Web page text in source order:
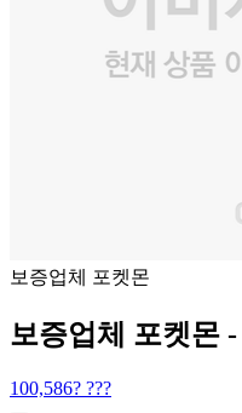
보증업체 포켓몬
보증업체 포켓몬 -
100,586? ???